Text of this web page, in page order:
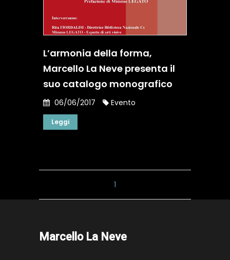
L’armonia della forma,
Marcello La Neve presenta il
suo catalogo monografico
06/06/2017 Evento
Leggi
1
Marcello La Neve